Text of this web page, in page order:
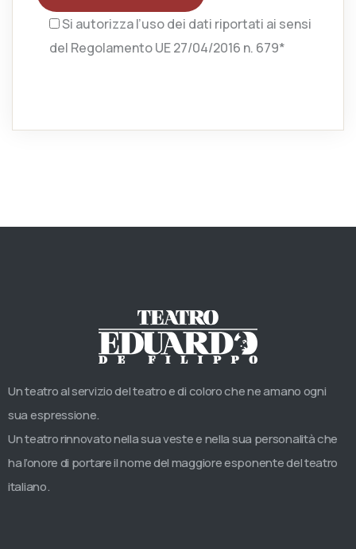
Si autorizza l’uso dei dati riportati ai sensi
del Regolamento UE 27/04/2016 n. 679*
Un teatro al servizio del teatro e di coloro che ne amano ogni
sua espressione.
Un teatro rinnovato nella sua veste e nella sua personalità che
ha l’onore di portare il nome del maggiore esponente del teatro
italiano.